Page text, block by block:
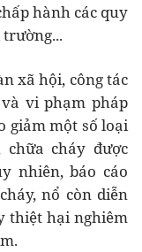
hành các quy
xã hội, công tác
vi phạm pháp
giảm một số loại
chữa cháy được
nhiên, báo cáo
nổ còn diễn
thiệt hại nghiêm